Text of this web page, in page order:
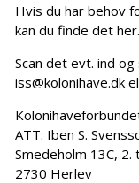
Hvis du har behov
kan du finde det her.
Scan det evt. ind
iss@kolonihave.dk
ATT: Iben S.
Smedeholm 13C, 2.
2730 Herlev